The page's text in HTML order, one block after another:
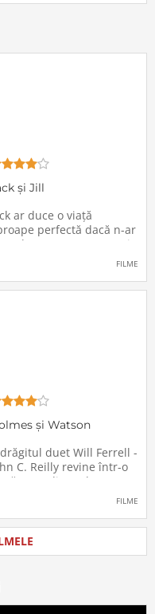
și Jill
ar duce o viață
perfectă dacă n-ar
de suportat o excepție
- sora lui
FILME
și Watson
duet Will Ferrell -
C. Reilly revine într-o
comedie: Holmes &
povestea super-
și a asistentului
dr. Watson, inspirată
romanul best-seller al
data
FILME